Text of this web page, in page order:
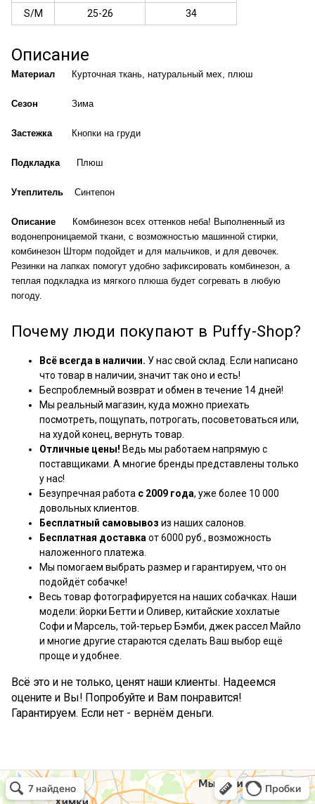
S/M
25-26 34
Описание
Материал Курточная ткань, натуральный мех, плюш
Сезон Зима
Застежка Кнопки на груди
Подкладка Плюш
Утеплитель Синтепон
Описание
Комбинезон всех оттенков неба! Выполненный из
водонепроницаемой ткани, с возможностью машинной стирки,
комбинезон Шторм подойдет и для мальчиков, и для девочек.
Резинки на лапках помогут удобно зафиксировать комбинезон, а
теплая подкладка из мягкого плюша будет согревать в любую
погоду.
Почему люди покупают в Puffy-Shop?
Всё всегда в наличии. У нас свой склад. Если написано
что товар в наличии, значит так оно и есть!
Беспроблемный возврат и обмен в течение 14 дней!
Мы реальный магазин, куда можно приехать
посмотреть, пощупать, потрогать, посоветоваться или,
на худой конец, вернуть товар.
Отличные цены! Ведь мы работаем напрямую с
поставщиками. А многие бренды представлены только
у нас!
Безупречная работа с 2009 года, уже более 10 000
довольных клиентов.
Бесплатный самовывоз из наших салонов.
Бесплатная доставкаот 6000 руб., возможность
наложенного платежа.
Мы помогаем выбрать размер и гарантируем, что он
подойдёт собачке!
Весь товар фотографируется на наших собачках. Наши
модели: йорки Бетти и Оливер, китайские хохлатые
Софи и Марсель, той-терьер Бэмби, джек рассел Майло
и многие другие стараются сделать Ваш выбор ещё
проще и удобнее.
Всё это и не только, ценят наши клиенты. Надеемся
оцените и Вы! Попробуйте и Вам понравится!
Гарантируем. Если нет - вернём деньги.